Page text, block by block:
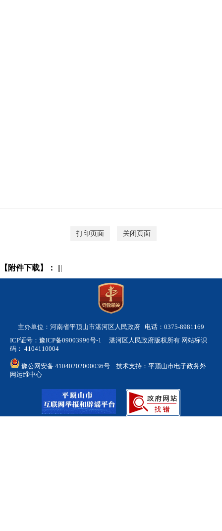
打印页面 关闭页面
【附件下载】： |||
主办单位：河南省平顶山市湛河区人民政府 电话：0375-8981169
ICP证号：豫ICP备09003996号-1 湛河区人民政府版权所有 网站标识
码： 4104110004
豫公网安备 41040202000036号
技术支持：平顶山市电子政务外
网运维中心